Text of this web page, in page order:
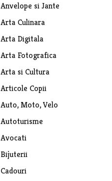
Anvelope si Jante
Arta Culinara
Arta Digitala
Arta Fotografica
Arta si Cultura
Articole Copii
Auto, Moto, Velo
Autoturisme
Avocati
Bijuterii
Cadouri